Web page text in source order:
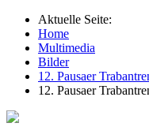
Aktuelle Seite:
Home
Multimedia
Bilder
12. Pausaer
12. Pausaer